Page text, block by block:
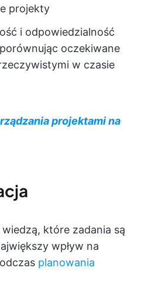
projekty
i odpowiedzialność
oczekiwane
w czasie
projektami na
które zadania są
wpływ na
planowania